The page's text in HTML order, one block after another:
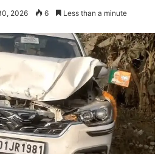
2026 6 Less than a minute